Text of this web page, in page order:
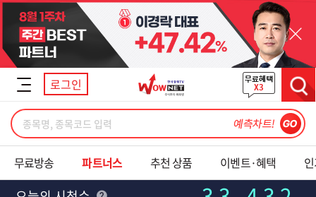
닫기
로그인
무료방송 파트너스 추천 상품 이벤트·혜택